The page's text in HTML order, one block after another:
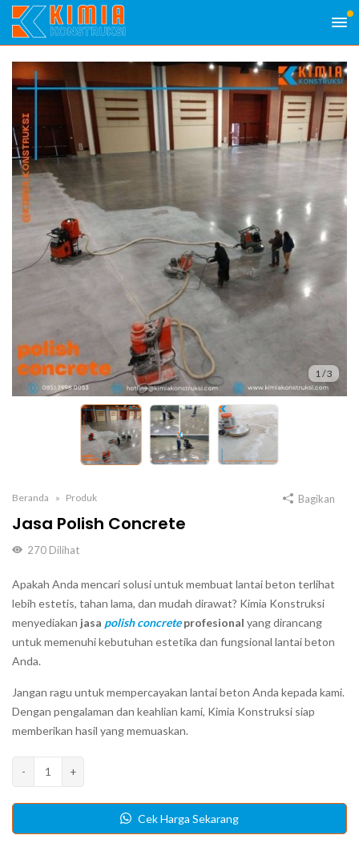
1/3
Beranda Produk
Jasa Polish Concrete
270 Dilihat
Apakah Anda mencari solusi untuk membuat lantai beton terlihat
lebih estetis, tahan lama, dan mudah dirawat? Kimia Konstruksi
menyediakan jasa polish concreteprofesional yang dirancang
untuk memenuhi kebutuhan estetika dan fungsional lantai beton
Anda.
Jangan ragu untuk mempercayakan lantai beton Anda kepada kami.
Dengan pengalaman dan keahlian kami, Kimia Konstruksi siap
memberikan hasil yang memuaskan.
-
Kuantitas
Jasa
Polish
+
Cek Harga Sekarang
Bagikan